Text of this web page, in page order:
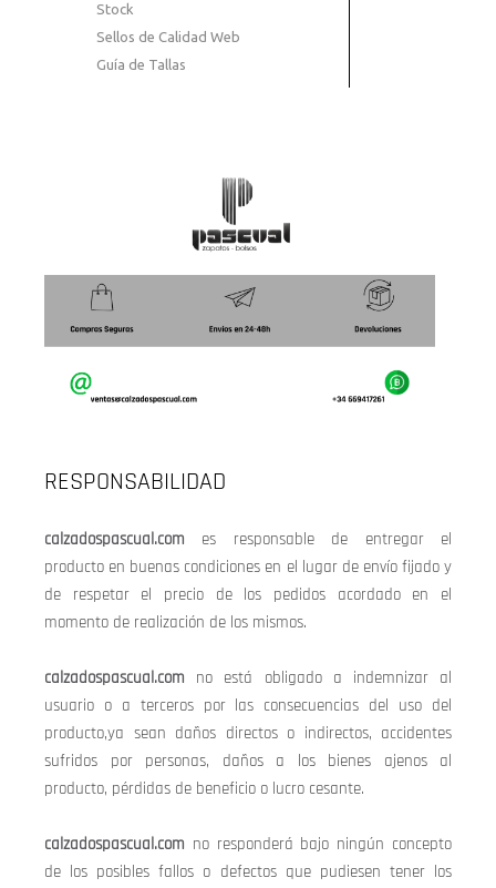
Stock
Sellos de Calidad Web
Guía de Tallas
RESPONSABILIDAD
calzadospascual.com es responsable de entregar el
producto en buenas condiciones en el lugar de envío fijado y
de respetar el precio de los pedidos acordado en el
momento de realización de los mismos.
calzadospascual.com no está obligado a indemnizar al
usuario o a terceros por las consecuencias del uso del
producto,ya sean daños directos o indirectos, accidentes
sufridos por personas, daños a los bienes ajenos al
producto, pérdidas de beneficio o lucro cesante.
calzadospascual.com no responderá bajo ningún concepto
de los posibles fallos o defectos que pudiesen tener los